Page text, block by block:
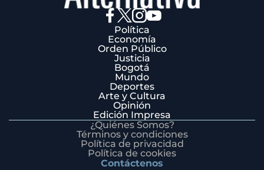
Política
Economía
Orden Público
Justicia
Bogotá
Mundo
Deportes
Arte y Cultura
Opinión
Edición Impresa
¿Quiénes Somos?
Términos y condiciones
Política de privacidad
Política de cookies
Contáctenos